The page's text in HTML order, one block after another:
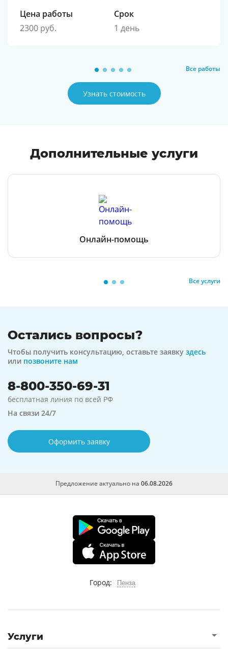
Цена работы
2300 руб.
Срок
1 день
Все работы
Узнать стоимость
Дополнительные услуги
Онлайн-помощь
Все услуги
Остались вопросы?
Чтобы получить консультацию, оставьте заявку здесь
или позвоните нам
8-800-350-69-31
бесплатная линия по всей РФ
На связи 24/7
Оформить заявку
Предложение актуально на 06.08.2026
Город: Пенза
Услуги